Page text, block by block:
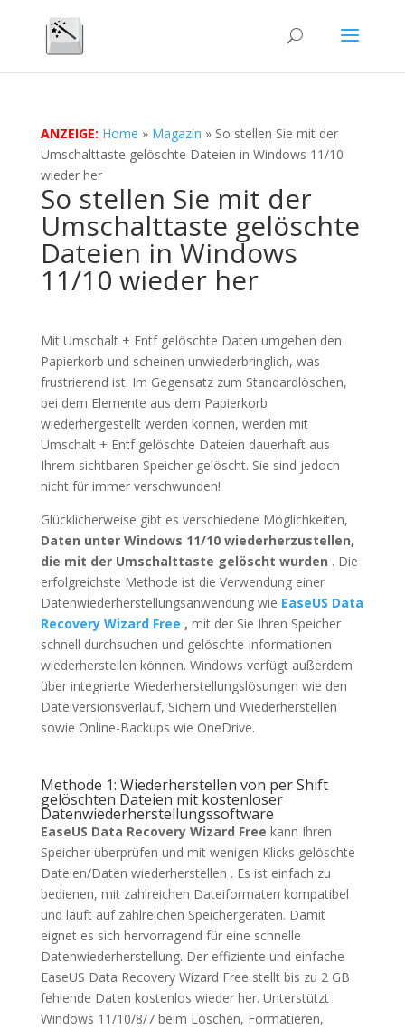
ANZEIGE: Home » Magazin » So stellen Sie mit der
Umschalttaste gelöschte Dateien in Windows 11/10
wieder her
So stellen Sie mit der
Umschalttaste gelöschte
Dateien in Windows
11/10 wieder her
Mit Umschalt + Entf gelöschte Daten umgehen den
Papierkorb und scheinen unwiederbringlich, was
frustrierend ist. Im Gegensatz zum Standardlöschen,
bei dem Elemente aus dem Papierkorb
wiederhergestellt werden können, werden mit
Umschalt + Entf gelöschte Dateien dauerhaft aus
Ihrem sichtbaren Speicher gelöscht. Sie sind jedoch
nicht für immer verschwunden!
Glücklicherweise gibt es verschiedene Möglichkeiten,
Daten unter Windows 11/10 wiederherzustellen,
die mit der Umschalttaste gelöscht wurden . Die
erfolgreichste Methode ist die Verwendung einer
Datenwiederherstellungsanwendung wie EaseUS Data
Recovery Wizard Free , mit der Sie Ihren Speicher
schnell durchsuchen und gelöschte Informationen
wiederherstellen können. Windows verfügt außerdem
über integrierte Wiederherstellungslösungen wie den
Dateiversionsverlauf, Sichern und Wiederherstellen
sowie Online-Backups wie OneDrive.
Methode 1: Wiederherstellen von per Shift
gelöschten Dateien mit kostenloser
Datenwiederherstellungssoftware
EaseUS Data Recovery Wizard Free kann Ihren
Speicher überprüfen und mit wenigen Klicks gelöschte
Dateien/Daten wiederherstellen . Es ist einfach zu
bedienen, mit zahlreichen Dateiformaten kompatibel
und läuft auf zahlreichen Speichergeräten. Damit
eignet es sich hervorragend für eine schnelle
Datenwiederherstellung. Der effiziente und einfache
EaseUS Data Recovery Wizard Free stellt bis zu 2 GB
fehlende Daten kostenlos wieder her. Unterstützt
Windows 11/10/8/7 beim Löschen, Formatieren,